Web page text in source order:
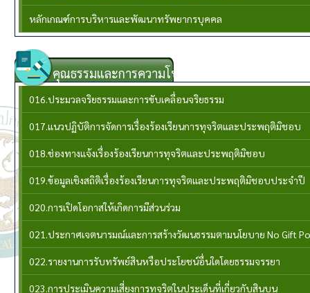
หลักเกณฑ์การบริหารและพัฒนาทรัพยากรบุคคล
คุณธรรมและการความโปร่งใส
016.ประมวลจริยธรรมและการขับเคลื่อนจริยธรรม
017.แนวปฏิบัติการจัดการเรื่องร้องเรียนการทุจริตและประพฤติมิชอบ
018.ช่องทางแจ้งเรื่องร้องเรียนการทุจริตและประพฤติมิชอบ
019.ข้อมูลเชิงสถิติเรื่องร้องเรียนการทุจริตและประพฤติมิชอบประจำปี
020.การเปิดโอกาสให้เกิดการมีส่วนร่วม
021.ประกาศเจตนารมณ์และการสร้างวัฒนธรรมตามนโยบาย No Gift
022.รายงานการรับทรัพย์สินหรือประโยชน์อื่นใดโดยธรรมจรรยา
023.การประเมินความเสี่ยงการทุจริตในประเด็นที่เกี่ยวกับสินบน